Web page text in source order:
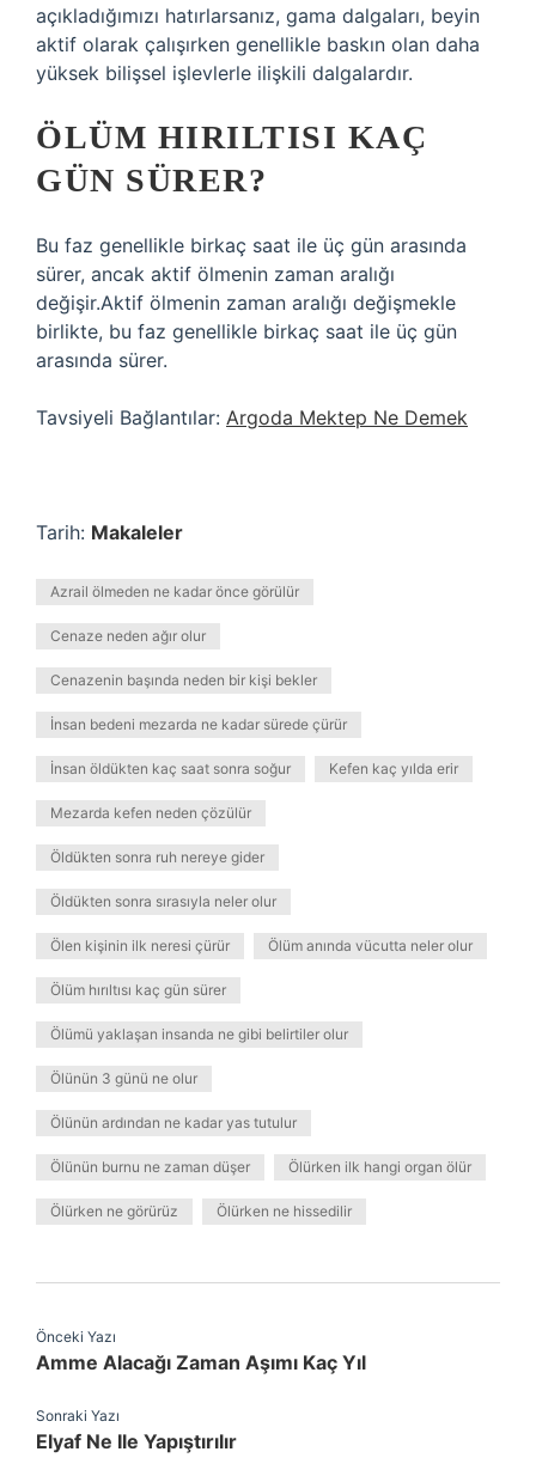
açıkladığımızı hatırlarsanız, gama dalgaları, beyin
aktif olarak çalışırken genellikle baskın olan daha
yüksek bilişsel işlevlerle ilişkili dalgalardır.
ÖLÜM HIRILTISI KAÇ
GÜN SÜRER?
Bu faz genellikle birkaç saat ile üç gün arasında
sürer, ancak aktif ölmenin zaman aralığı
değişir.Aktif ölmenin zaman aralığı değişmekle
birlikte, bu faz genellikle birkaç saat ile üç gün
arasında sürer.
Tavsiyeli Bağlantılar: Argoda Mektep Ne Demek
Tarih: Makaleler
Azrail ölmeden ne kadar önce görülür
Cenaze neden ağır olur
Cenazenin başında neden bir kişi bekler
İnsan bedeni mezarda ne kadar sürede çürür
İnsan öldükten kaç saat sonra soğur Kefen kaç yılda erir
Mezarda kefen neden çözülür
Öldükten sonra ruh nereye gider
Öldükten sonra sırasıyla neler olur
Ölen kişinin ilk neresi çürür Ölüm anında vücutta neler olur
Ölüm hırıltısı kaç gün sürer
Ölümü yaklaşan insanda ne gibi belirtiler olur
Ölünün 3 günü ne olur
Ölünün ardından ne kadar yas tutulur
Ölünün burnu ne zaman düşer Ölürken ilk hangi organ ölür
Ölürken ne görürüz Ölürken ne hissedilir
Önceki Yazı
Amme Alacağı Zaman Aşımı Kaç Yıl
Sonraki Yazı
Elyaf Ne Ile Yapıştırılır